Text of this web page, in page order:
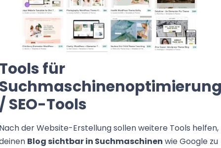
für
SEO-Tools
der Website-Erstellung sollen weitere Tools helfen,
Blog sichtbar in Suchmaschinen wie Google zu